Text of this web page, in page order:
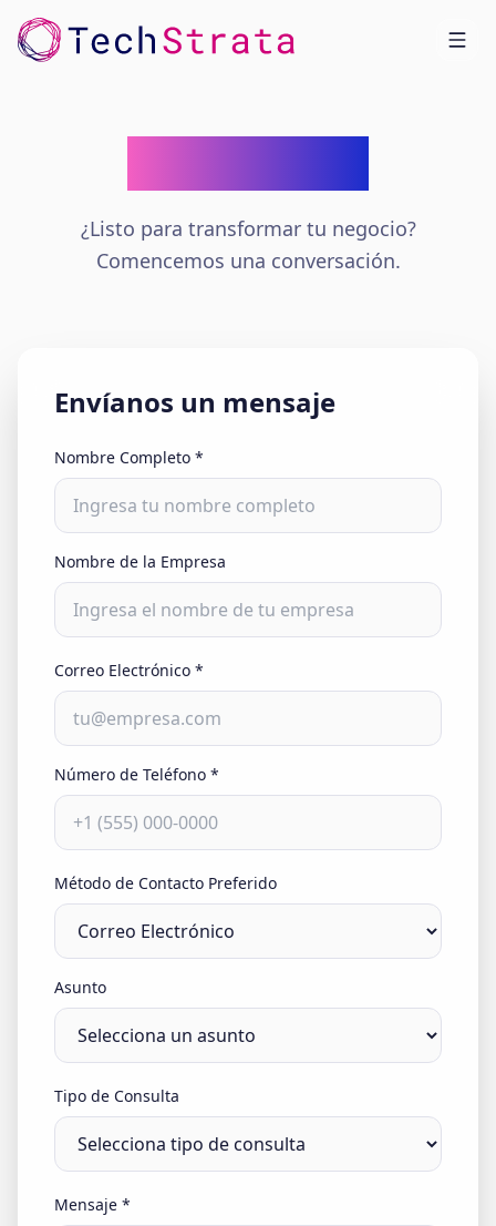
¿Listo para transformar tu negocio?
Comencemos una conversación.
Envíanos un mensaje
Nombre Completo *
Nombre de la Empresa
Correo Electrónico *
Número de Teléfono *
Método de Contacto Preferido
Asunto
Tipo de Consulta
Mensaje *